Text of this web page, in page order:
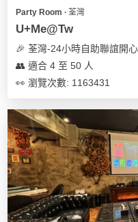
特
色
蛋
糕
花
束
及
花
藝
禮
品
Party
朋
友
聚
會
慶
祝
生
日
拍
動
攻
略
活
動
攻
略
員
計
劃
會
員
社
交
Party Room ∙ 荃灣
U+Me@Tw
🎉 荃灣-24小時自助聯誼開心
👥 適合 4 至 50 人
👀 瀏覽次數: 1163431